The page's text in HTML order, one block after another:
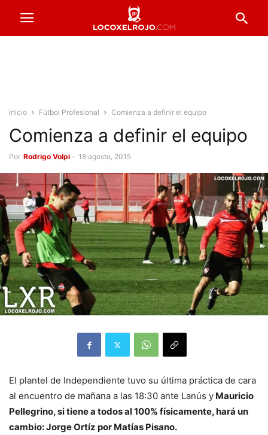
Inicio Fútbol Profesional Comienza a definir el equipo
Comienza a definir el equipo
Por Rodrigo Volpi - 18 agosto, 2015
El plantel de Independiente tuvo su última práctica de cara
al encuentro de mañana a las 18:30 ante Lanús y Mauricio
Pellegrino, si tiene a todos al 100% físicamente, hará un
cambio: Jorge Ortíz por Matías Pisano.